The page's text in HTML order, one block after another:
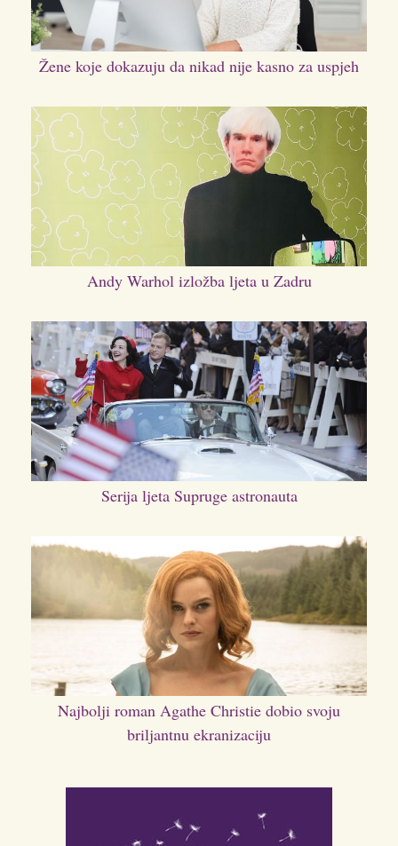
Žene koje dokazuju da nikad nije kasno za uspjeh
Andy Warhol izložba ljeta u Zadru
Serija ljeta Supruge astronauta
Najbolji roman Agathe Christie dobio svoju
briljantnu ekranizaciju